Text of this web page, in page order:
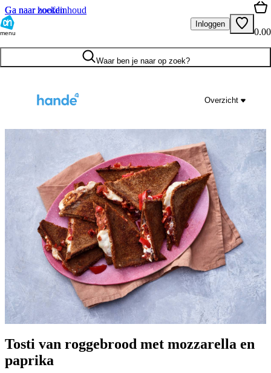
Ga naar hoofdinhoud
Ga naar zoeken
menu
Inloggen
0.00
Waar ben je naar op zoek?
Overzicht
Tosti van roggebrood met mozzarella en
paprika